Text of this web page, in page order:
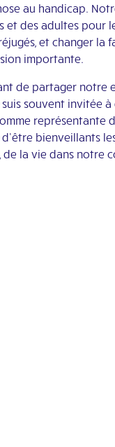
au handicap.
et des adultes pour
et changer la
importante.
de partager notre
souvent invitée
représentante
bienveillants
de la vie dans notre